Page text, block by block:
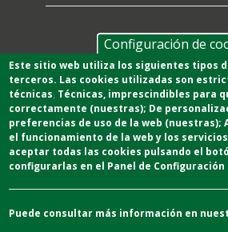
Configuración de
Este sitio web utiliza los siguientes tipos
terceros. Las cookies utilizadas son
técnicas, Técnicas, imprescindibles para
correctamente (nuestras); De
preferencias de uso de la web (nuestras);
el funcionamiento de la web y los
aceptar todas las cookies pulsando el
configurarlas en el Panel de Configuración
Puede consultar más información en